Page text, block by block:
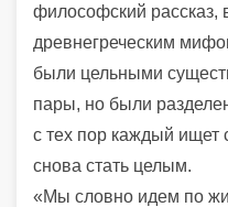
философский рассказ,
древнегреческим
были цельными
пары, но были
с тех пор каждый ищет
снова стать целым.
«Мы словно идем по